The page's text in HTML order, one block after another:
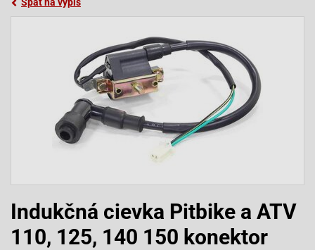
Indukčná cievka Pitbike a ATV
110, 125, 140 150 konektor